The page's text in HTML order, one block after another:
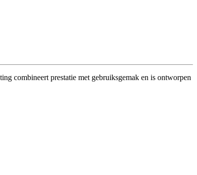
combineert prestatie met gebruiksgemak en is ontworpen